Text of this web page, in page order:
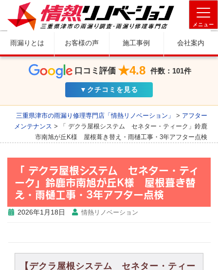
メニュー
雨漏りとは お客様の声 施工事例 会社案内
口コミ評価 ★4.8 件数：101件
▼クチコミを見る
三重県津市の雨漏り修理専門店「情熱リノベーション」 > アフター
メンテナンス >
「 デクラ屋根システム セネター・ティーク」鈴鹿
市南旭が丘K様 屋根葺き替え・雨樋工事・3年アフター点検
「 デクラ屋根システム セネター・ティ
ーク」鈴鹿市南旭が丘K様 屋根葺き替
え・雨樋工事・3年アフター点検
2026年1月18日 情熱リノベーション
【デクラ屋根システム セネター・ティー